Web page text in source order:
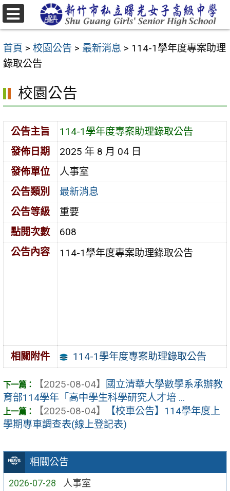
跳
至
要
內
區
首頁 > 校園公告 > 最新消息 > 114-1學年度專案助理
錄取公告
相關公告
2026-07-28 人事室
校園公告
公告主旨
114-1學年度專案助理錄取公告
發佈日期
2025 年 8 月 04 日
發佈單位
人事室
公告類別
最新消息
公告等級
重要
點閱次數
608
公告內容
114-1學年度專案助理錄取公告
相關附件 114-1學年度專案助理錄取公告
【2025-08-04】
國立清華大學數學系承辦教
育部114學年「高中學生科學研究人才培 ...
【2025-08-04】
【校車公告】114學年度上
學期專車調查表(線上登記表)
選
單